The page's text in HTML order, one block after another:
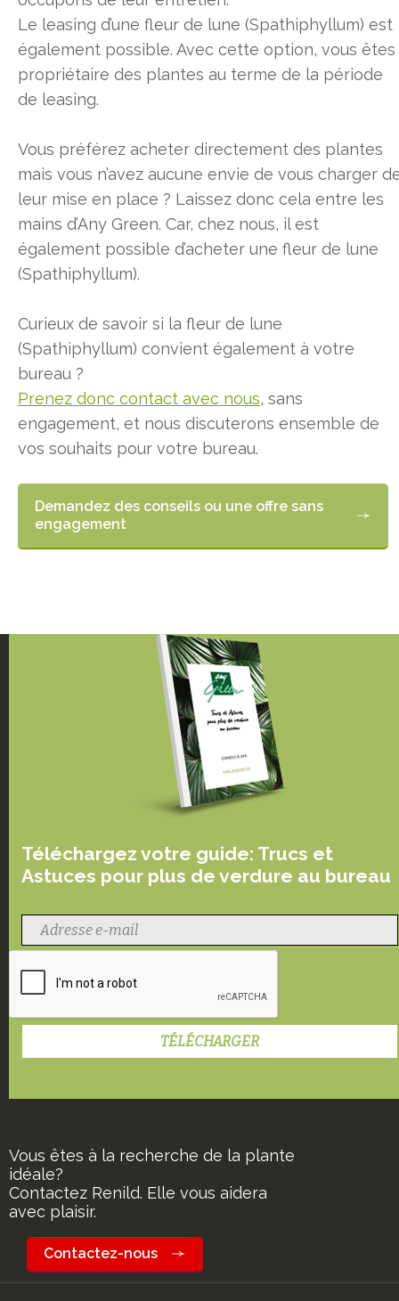
Le leasing d’une fleur de lune (Spathiphyllum) est
également possible. Avec cette option, vous êtes
propriétaire des plantes au terme de la période
de leasing.
Vous préférez acheter directement des plantes
mais vous n’avez aucune envie de vous charger
leur mise en place ? Laissez donc cela entre les
mains d’Any Green. Car, chez nous, il est
également possible d’acheter une fleur de lune
(Spathiphyllum).
Curieux de savoir si la fleur de lune
(Spathiphyllum) convient également à votre
bureau ?
Prenez donc contact avec nous, sans
engagement, et nous discuterons ensemble de
vos souhaits pour votre bureau.
Demandez des conseils ou une offre sans
engagement
Téléchargez votre guide: Trucs et
Astuces pour plus de verdure au bureau
Vous êtes à la recherche de la plante
idéale?
Contactez Renild. Elle vous aidera
avec plaisir.
Contactez-nous